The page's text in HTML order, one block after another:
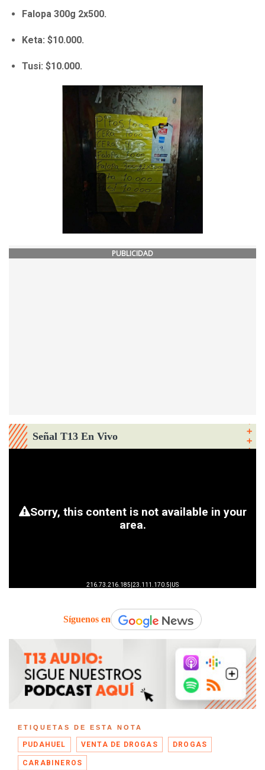
Falopa 300g 2x500.
Keta: $10.000.
Tusi: $10.000.
PUBLICIDAD
Señal T13 En Vivo
Síguenos en
ETIQUETAS DE ESTA NOTA
PUDAHUEL VENTA DE DROGAS DROGAS
CARABINEROS